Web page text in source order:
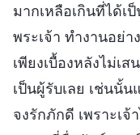
มากเหลือเกินที่ได้เ
พระเจ้า ทำงานอย่
เพียงเบื้องหลังไม่เ
เป็นผู้รับเลย เช่นนั้
จงรักภักดี เพราะเจ้